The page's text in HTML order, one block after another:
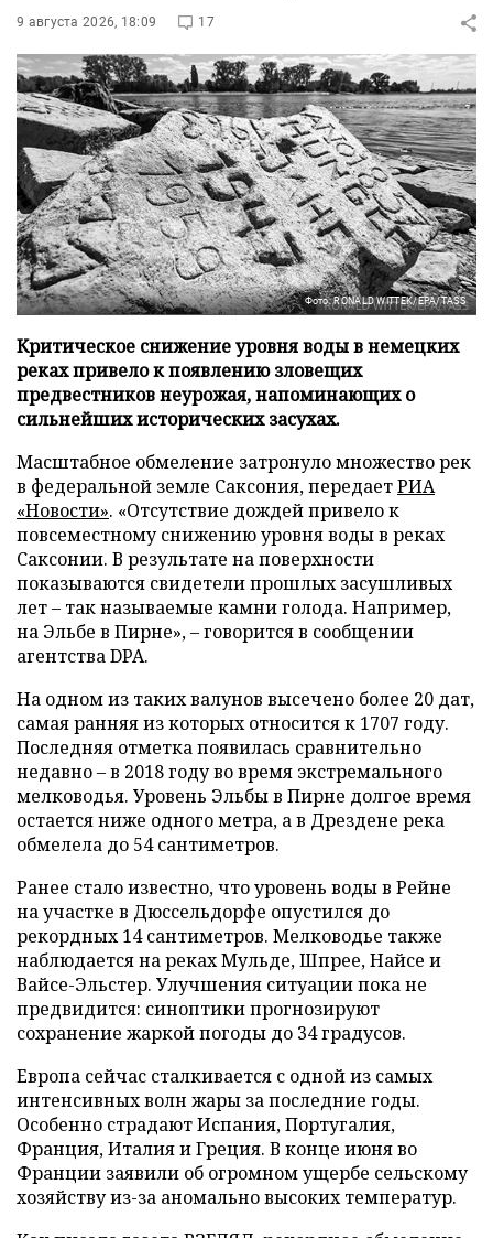
9 августа 2026, 18:09 17
Фото: RONALD WITTEK/EPA/TASS
Критическое снижение уровня воды в немецких
реках привело к появлению зловещих
предвестников неурожая, напоминающих о
сильнейших исторических засухах.
Масштабное обмеление затронуло множество рек
в федеральной земле Саксония, передаетРИА
«Новости». «Отсутствие дождей привело к
повсеместному снижению уровня воды в реках
Саксонии. В результате на поверхности
показываются свидетели прошлых засушливых
лет – так называемые камни голода. Например,
на Эльбе в Пирне», – говорится в сообщении
агентства DPA.
На одном из таких валунов высечено более 20 дат,
самая ранняя из которых относится к 1707 году.
Последняя отметка появилась сравнительно
недавно – в 2018 году во время экстремального
мелководья. Уровень Эльбы в Пирне долгое время
остается ниже одного метра, а в Дрездене река
обмелела до 54 сантиметров.
Ранее стало известно, что уровень воды в Рейне
на участке в Дюссельдорфе опустился до
рекордных 14 сантиметров. Мелководье также
наблюдается на реках Мульде, Шпрее, Найсе и
Вайсе-Эльстер. Улучшения ситуации пока не
предвидится: синоптики прогнозируют
сохранение жаркой погоды до 34 градусов.
Европа сейчас сталкивается с одной из самых
интенсивных волн жары за последние годы.
Особенно страдают Испания, Португалия,
Франция, Италия и Греция. В конце июня во
Франции заявили об огромном ущербе сельскому
хозяйству из-за аномально высоких температур.